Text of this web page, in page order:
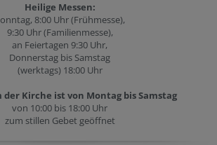
Heilige Messen:
8:00 Uhr (Frühmesse),
9:30 Uhr (Familienmesse),
an Feiertagen 9:30 Uhr,
Donnerstag bis Samstag
(werktags) 18:00 Uhr
der Kirche ist von Montag bis Samstag
von 10:00 bis 18:00 Uhr
zum stillen Gebet geöffnet